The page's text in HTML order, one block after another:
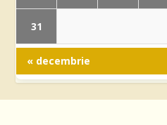
31
« decembrie